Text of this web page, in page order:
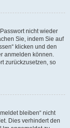
nicht wieder
Sie, indem Sie auf
klicken und den
anmelden können.
zurückzusetzen, so
bleiben“ nicht
Dies verhindert den